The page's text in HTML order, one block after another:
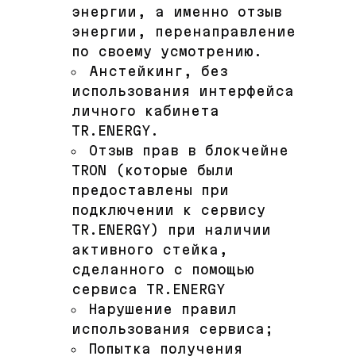
энергии, а именно отзыв
энергии, перенаправление
по своему усмотрению.
Анстейкинг, без
использования интерфейса
личного кабинета
TR.ENERGY.
Отзыв прав в блокчейне
TRON (которые были
предоставлены при
подключении к сервису
TR.ENERGY) при наличии
активного стейка,
сделанного с помощью
сервиса TR.ENERGY
Нарушение правил
использования сервиса;
Попытка получения